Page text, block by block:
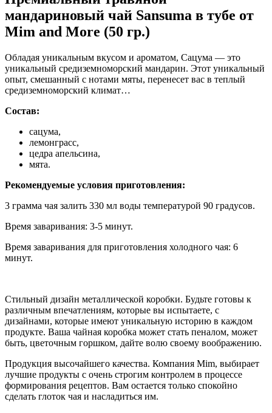
мандариновый чай Sansuma в тубе от
Mim and More (50 гр.)
Обладая уникальным вкусом и ароматом, Сацума — это
уникальный средиземноморский мандарин. Этот уникальный
опыт, смешанный с нотами мяты, перенесет вас в теплый
средиземноморский климат…
Состав:
сацума,
лемонграсс,
цедра апельсина,
мята.
Рекомендуемые условия приготовления:
3 грамма чая залить 330 мл воды температурой 90 градусов.
Время заваривания: 3-5 минут.
Время заваривания для приготовления холодного чая: 6
минут.
Стильный дизайн металлической коробки. Будьте готовы к
различным впечатлениям, которые вы испытаете, с
дизайнами, которые имеют уникальную историю в каждом
продукте. Ваша чайная коробка может стать пеналом, может
быть, цветочным горшком, дайте волю своему воображению.
Продукция высочайшего качества. Компания Mim, выбирает
лучшие продукты с очень строгим контролем в процессе
формирования рецептов. Вам остается только спокойно
сделать глоток чая и насладиться им.